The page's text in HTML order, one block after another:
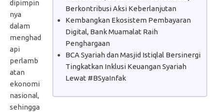
Berkontribusi Aksi Keberlanjutan
Kembangkan Ekosistem Pembayaran
Digital, Bank Muamalat Raih
Penghargaan
BCA Syariah dan Masjid Istiqlal Bersinergi
Tingkatkan Inklusi Keuangan Syariah
Lewat #BSyaInfak
dipimpin
nya
dalam
menghad
api
perlamb
atan
ekonomi
nasional,
sehingga